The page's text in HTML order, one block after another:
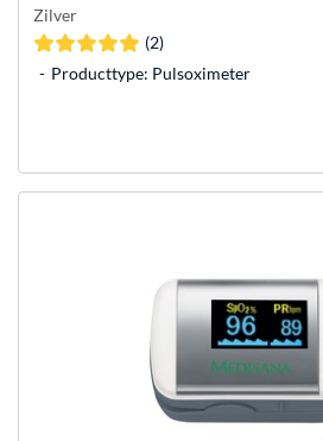
Zilver
(2)
Producttype: Pulsoximeter